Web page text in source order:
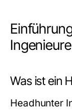
Ingenieure
Was ist ein
Headhunter